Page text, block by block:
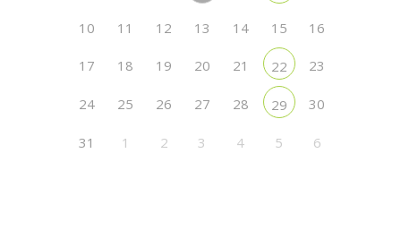
10 11 12 13 14 15 16
17 18 19 20 21 22 23
24 25 26 27 28 29 30
31 1 2 3 4 5 6